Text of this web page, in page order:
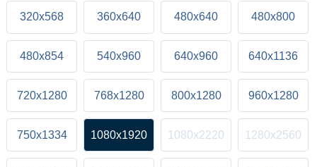
320x568 360x640 480x640 480x800
480x854 540x960 640x960 640x1136
720x1280 768x1280 800x1280 960x1280
750x1334 1080x1920 1080x2220 1280x2560